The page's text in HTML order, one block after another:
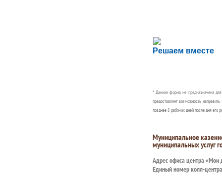
Решаем вместе
Сложности с
Сообщите об этом
* Данная форма не предназначена
предоставляет возможность
позднее 8 рабочих дней после дня его
Муниципальное
муниципальных услуг
Адрес офиса центра «Мои
Единый номер колл-